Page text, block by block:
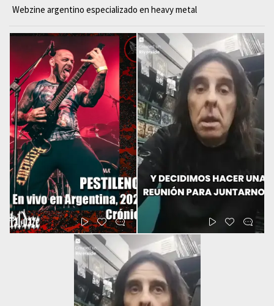
Webzine argentino especializado en heavy metal